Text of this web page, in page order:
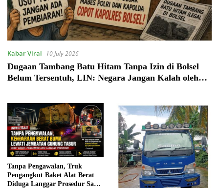
Kabar Viral 10 July 2026
Dugaan Tambang Batu Hitam Tanpa Izin di Bolsel
Belum Tersentuh, LIN: Negara Jangan Kalah oleh
Tanpa Pengawalan, Truk
Pengangkut Baket Alat Berat
Diduga Langgar Prosedur Saat